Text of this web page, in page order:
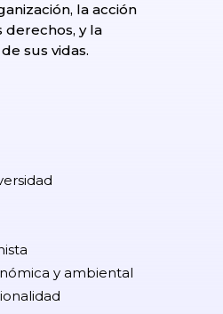
la acción
derechos, y la
sus vidas.
y ambiental